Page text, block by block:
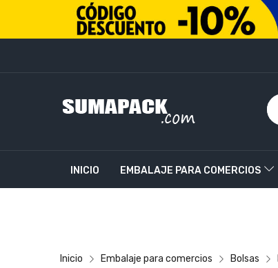
INICIO EMBALAJE PARA COMERCIOS
Inicio Embalaje para comercios Bolsas